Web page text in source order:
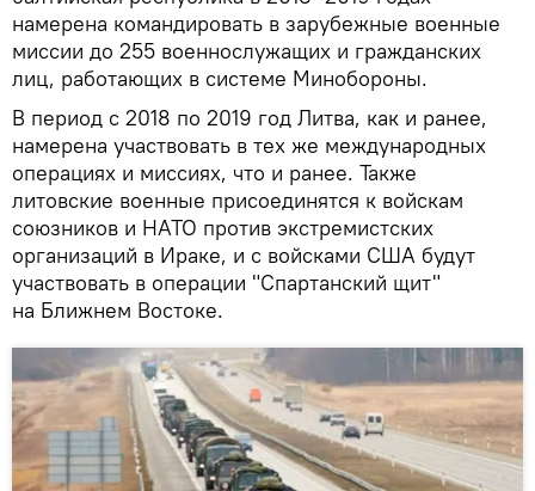
намерена командировать в зарубежные военные
миссии до 255 военнослужащих и гражданских
лиц, работающих в системе Минобороны.
В период с 2018 по 2019 год Литва, как и ранее,
намерена участвовать в тех же международных
операциях и миссиях, что и ранее. Также
литовские военные присоединятся к войскам
союзников и НАТО против экстремистских
организаций в Ираке, и с войсками США будут
участвовать в операции "Спартанский щит"
на Ближнем Востоке.